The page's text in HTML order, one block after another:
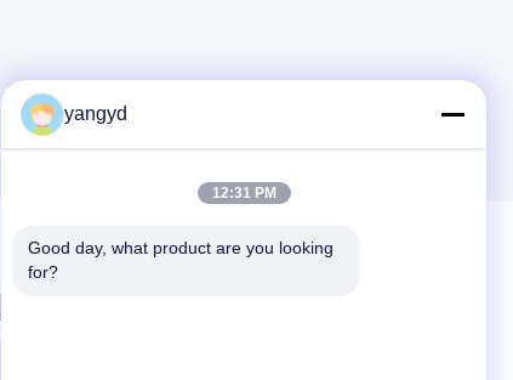
남겨주세요
yangyd
12:31 PM
Good day, what product are you looking
for?